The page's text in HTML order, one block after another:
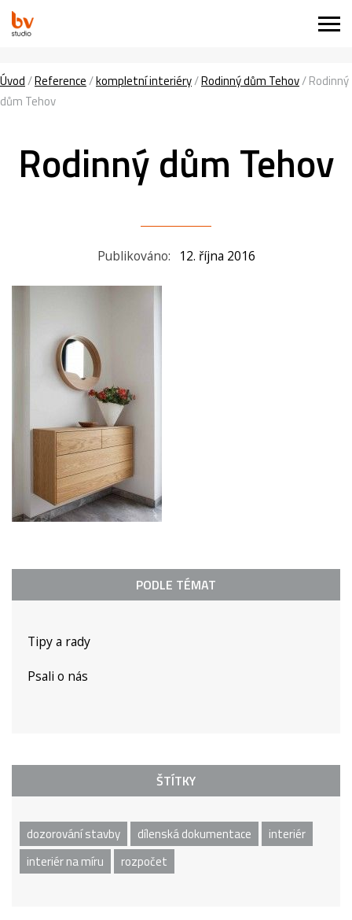
Úvod/Reference/kompletní interiéry/Rodinný dům Tehov/Rodinný
dům Tehov
Rodinný dům Tehov
Publikováno: 12. října 2016
PODLE TÉMAT
Tipy a rady
Psali o nás
ŠTÍTKY
dozorování stavby dílenská dokumentace
interiér
interiér na míru
rozpočet